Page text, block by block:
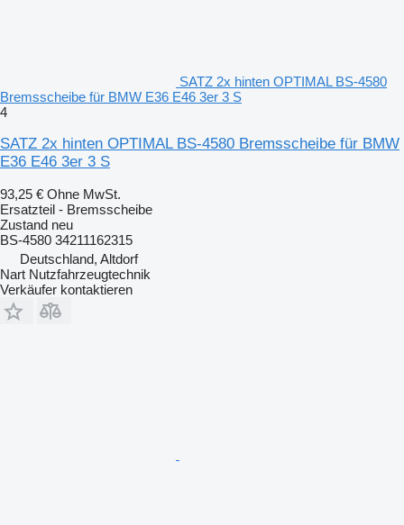
SATZ 2x hinten OPTIMAL BS-4580
Bremsscheibe für BMW E36 E46 3er 3 S
4
SATZ 2x hinten OPTIMAL BS-4580 Bremsscheibe für BMW
E36 E46 3er 3 S
93,25 € Ohne MwSt.
Ersatzteil - Bremsscheibe
Zustand neu
BS-4580 34211162315
Deutschland, Altdorf
Nart Nutzfahrzeugtechnik
Verkäufer kontaktieren